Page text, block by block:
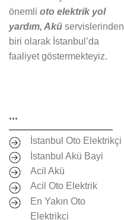
önemli oto elektrik yol
yardım, Akü servislerinden
biri olarak İstanbul’da
faaliyet göstermekteyiz.
...
İstanbul Oto Elektrikçi
İstanbul Akü Bayi
Acil Akü
Acil Oto Elektrik
En Yakın Oto
Elektrikçi